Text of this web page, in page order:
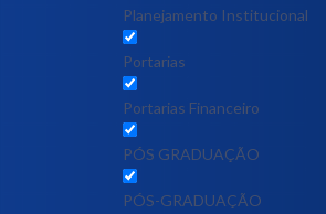
Planejamento Institucional
Portarias
Portarias Financeiro
PÓS GRADUAÇÃO
PÓS-GRADUAÇÃO